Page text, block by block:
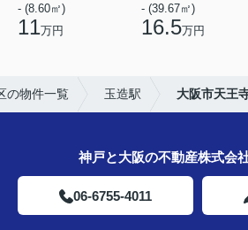
- (8.60㎡)
11万円
- (39.67㎡)
16.5万円
の物件一覧 玉造駅 大阪市天王
神戸と大阪の不動産株式会
06-6755-4011